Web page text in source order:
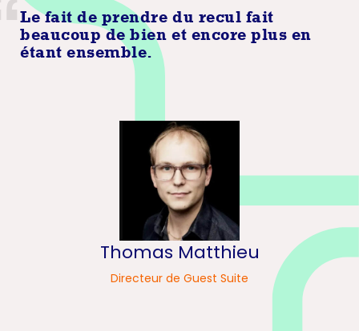
Le fait de prendre du recul fait
beaucoup de bien et encore plus en
étant ensemble.
Thomas Matthieu
Directeur de Guest Suite